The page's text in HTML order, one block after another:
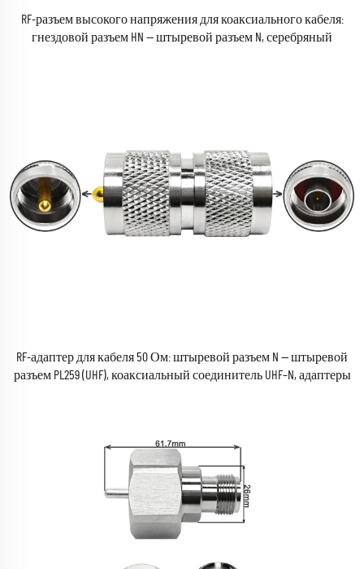
RF-разъем высокого напряжения для коаксиального кабеля:
гнездовой разъем HN — штыревой разъем N, серебряный
RF-адаптер для кабеля 50 Ом: штыревой разъем N — штыревой
разъем PL259 (UHF), коаксиальный соединитель UHF–N, адаптеры